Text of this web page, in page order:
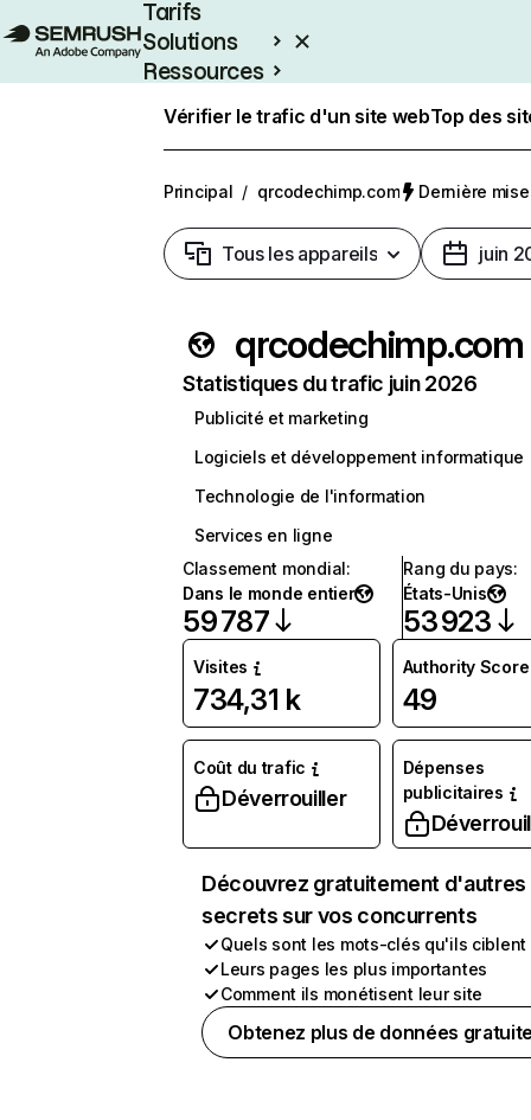
Tarifs
Solutions
Ressources
Vérifier le trafic d'un site webTop des
Principal / qrcodechimp.com Dernière
Tous les appareils juin
qrcodechimp.com
Statistiques du trafic juin 2026
Publicité et marketing
Logiciels et développement informatique
Technologie de l'information
Services en ligne
Classement mondial:
Dans le monde entier
59 787
Rang du pays:
États-Unis
53 923
Visites
734,31 k
Authority Score
49
Coût du trafic
Déverrouiller
Dépenses
publicitaires
Découvrez gratuitement d'autres
secrets sur vos concurrents
Quels sont les mots-clés qu'ils ciblent
Leurs pages les plus importantes
Comment ils monétisent leur site
Obtenez plus de données